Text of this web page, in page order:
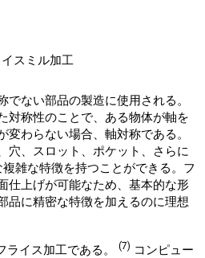
スミル加工
でない部品の製造に使用される。
対称性のことで、ある物体が軸を
わらない場合、軸対称である。
穴、スロット、ポケット、さらに
雑な特徴を持つことができる。フ
仕上げが可能なため、基本的な形
品に精密な特徴を加えるのに理想
ライス加工である。 (7) コンピュー